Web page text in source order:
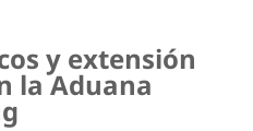
y extensión
la Aduana